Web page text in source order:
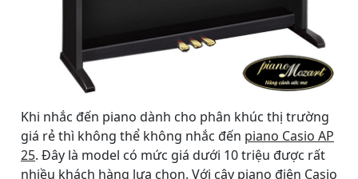
Khi nhắc đến piano dành cho phân khúc thị trường
giá rẻ thì không thể không nhắc đến piano Casio AP
25. Đây là model có mức giá dưới 10 triệu được rất
nhiều khách hàng lựa chọn. Với cây piano điện Casio